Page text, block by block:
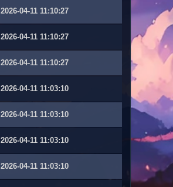
2026-04-11 11:10:27
2026-04-11 11:10:27
2026-04-11 11:10:27
2026-04-11 11:03:10
2026-04-11 11:03:10
2026-04-11 11:03:10
2026-04-11 11:03:10